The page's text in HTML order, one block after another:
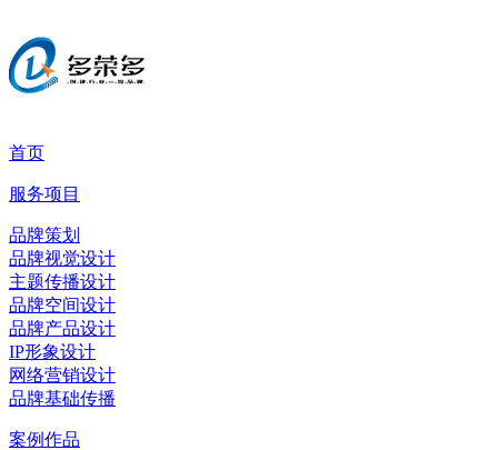
首页
服务项目
品牌策划
品牌视觉设计
主题传播设计
品牌空间设计
品牌产品设计
IP形象设计
网络营销设计
品牌基础传播
案例作品